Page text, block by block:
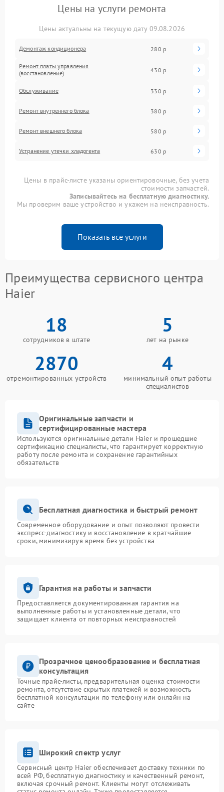
Цены на услуги ремонта
Цены актуальны на текущую дату 09.08.2026
Демонтаж кондиционера 280 р
Ремонт платы управления
(восстановление)
430 р
Обслуживание 330 р
Ремонт внутреннего блока 380 р
Ремонт внешнего блока 580 р
Устранение утечки хладогента 630 р
Цены в прайс-листе указаны ориентировочные, без учета
стоимости запчастей.
Записывайтесь на бесплатную диагностику.
Мы проверим ваше устройство и укажем на неисправность.
Показать все услуги
Преимущества сервисного центра
Haier
18
сотрудников в штате
5
лет на рынке
2870
отремонтированных устройств
4
минимальный опыт работы
специалистов
Оригинальные запчасти и
сертифицированные мастера
Используются оригинальные детали Haier и прошедшие
сертификацию специалисты, что гарантирует корректную
работу после ремонта и сохранение гарантийных
обязательств
Бесплатная диагностика и быстрый ремонт
Современное оборудование и опыт позволяют провести
экспресс-диагностику и восстановление в кратчайшие
сроки, минимизируя время без устройства
Гарантия на работы и запчасти
Предоставляется документированная гарантия на
выполненные работы и установленные детали, что
защищает клиента от повторных неисправностей
Прозрачное ценообразование и бесплатная
консультация
Точные прайс-листы, предварительная оценка стоимости
ремонта, отсутствие скрытых платежей и возможность
бесплатной консультации по телефону или онлайн на
сайте
Широкий спектр услуг
Сервисный центр Haier обеспечивает доставку техники по
всей РФ, бесплатную диагностику и качественный ремонт,
включая срочный ремонт. Клиенты могут отслеживать